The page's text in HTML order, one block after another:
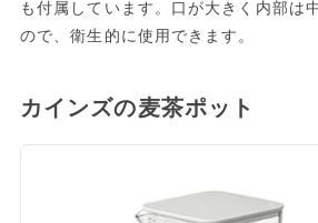
も付属しています。口が大きく内部は
ので、衛生的に使用できます。
カインズの麦茶ポット